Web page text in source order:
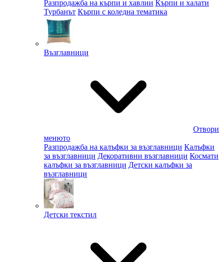
Разпродажба на кърпи и хавлии Кърпи и халати
Турбанът Кърпи с коледна тематика
Възглавници
Отвори
менюто
Разпродажба на калъфки за възглавници Калъфки
за възглавници Декоративни възглавници Космати
калъфки за възглавници Детски калъфки за
възглавници
Детски текстил